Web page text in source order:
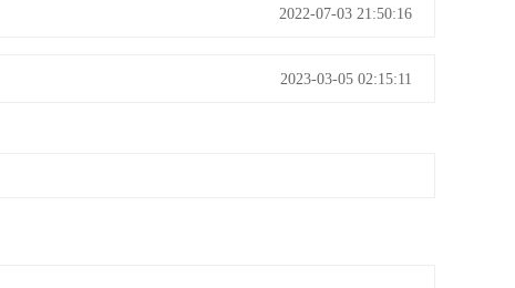
2022-07-03 21:50:16
2023-03-05 02:15:11